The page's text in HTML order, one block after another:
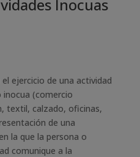
Inocuas
ejercicio de una actividad
inocua (comercio
textil, calzado, oficinas,
de una
la que la persona o
comunique a la